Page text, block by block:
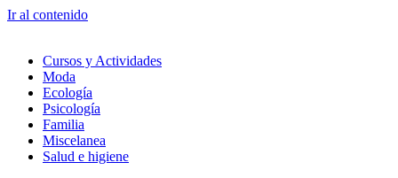
Ir al contenido
Cursos y Actividades
Moda
Ecología
Psicología
Familia
Miscelanea
Salud e higiene